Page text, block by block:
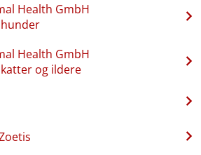
Health GmbH
Health GmbH
og ildere